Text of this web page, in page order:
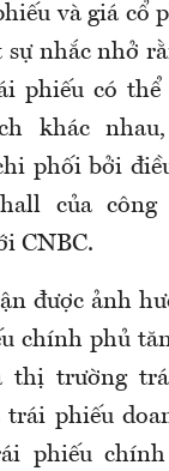
và giá cổ
nhắc nhở
phiếu có thể
khác
phối bởi
của công
CNBC.
được ảnh
chính phủ
thị trường
trái phiếu
phiếu